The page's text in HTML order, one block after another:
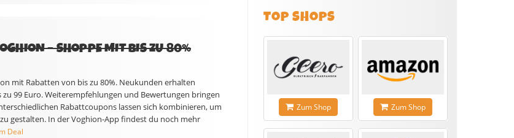
– SHOPPE MIT BIS ZU 80%
mit Rabatten von bis zu 80%. Neukunden erhalten
99 Euro. Weiterempfehlungen und Bewertungen bringen
Rabattcoupons lassen sich kombinieren, um
gestalten. In der Voghion-App findest du noch mehr
Deal
TOP SHOPS
Zum Shop Zum Shop